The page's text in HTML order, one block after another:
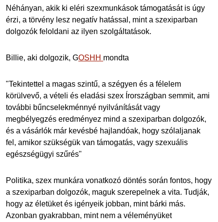
Néhányan, akik ki eléri szexmunkások támogatását is úgy
érzi, a törvény lesz negatív hatással, mint a szexiparban
dolgozók feloldani az ilyen szolgáltatások.
Billie, aki dolgozik, GOSHH mondta
"Tekintettel a magas szintű, a szégyen és a félelem
körülvevő, a vételi és eladási szex Írországban semmit, ami
további bűncselekménnyé nyilvánítását vagy
megbélyegzés eredményez mind a szexiparban dolgozók,
és a vásárlók már kevésbé hajlandóak, hogy szólaljanak
fel, amikor szükségük van támogatás, vagy szexuális
egészségügyi szűrés"
Politika, szex munkára vonatkozó döntés során fontos, hogy
a szexiparban dolgozók, maguk szerepelnek a vita. Tudják,
hogy az életüket és igényeik jobban, mint bárki más.
Azonban gyakrabban, mint nem a véleményüket